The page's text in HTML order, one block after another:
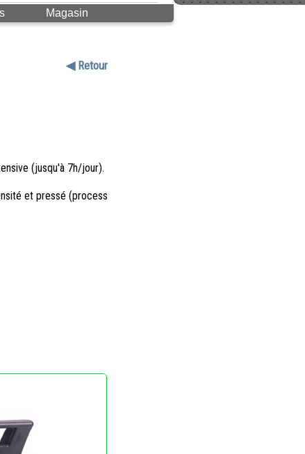
Magasin
◀ Retour
(jusqu'à 7h/jour).
et pressé (process